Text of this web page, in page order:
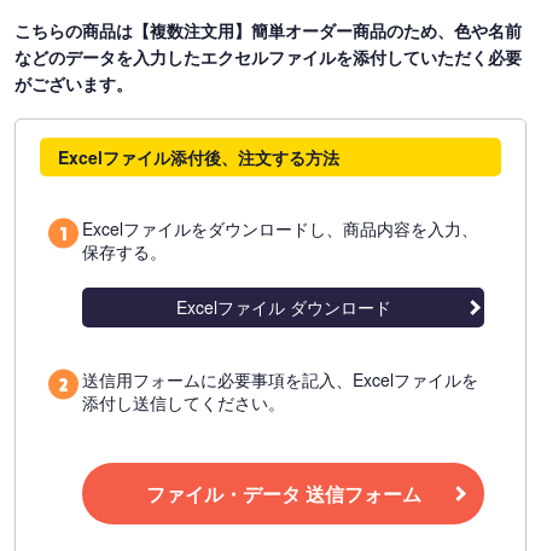
こちらの商品は【複数注文用】簡単オーダー商品のため、色や名前
などのデータを入力したエクセルファイルを添付していただく必要
がございます。
Excelファイル添付後、注文する方法
Excelファイルをダウンロードし、商品内容を入力、
保存する。
Excelファイル ダウンロード
送信用フォームに必要事項を記入、Excelファイルを
添付し送信してください。
ファイル・データ 送信フォーム